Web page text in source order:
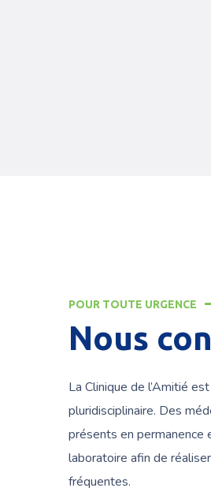
POUR TOUTE URGENCE
Nous
La Clinique de l’Amitié
pluridisciplinaire. Des
présents en permanence
laboratoire afin de
fréquentes.